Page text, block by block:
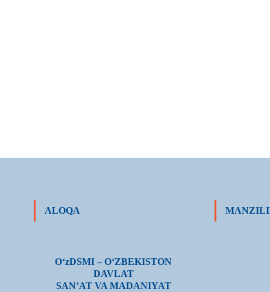
ALOQA
О‘zDSMI – О‘ZBEKISTON
DAVLAT
SAN’AT VA MADANIYAT